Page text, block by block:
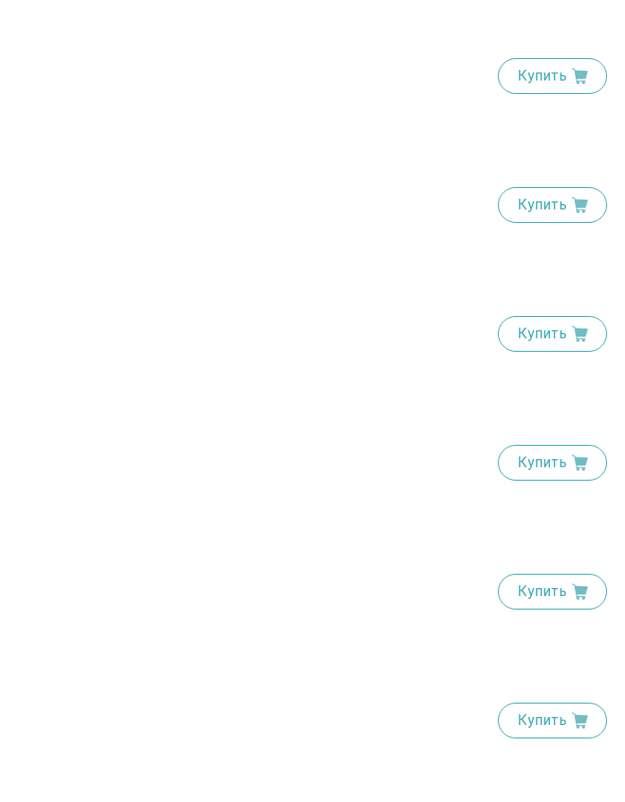
Купить
Купить
Купить
Купить
Купить
Купить